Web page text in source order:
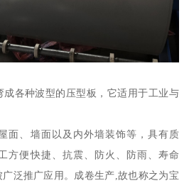
各种波型的压型板，它适用于工业与
面、墙面以及内外墙装饰等，具有质
方便快捷、抗震、防火、防雨、寿命
泛推广应用。成卷生产,故也称之为宝